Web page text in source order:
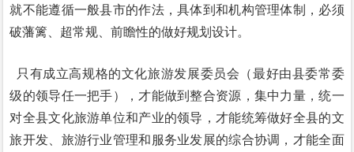
就不能遵循一般县市的作法，具体到和机构管理体制，必须
破藩篱、超常规、前瞻性的做好规划设计。
只有成立高规格的文化旅游发展委员会（最好由县委常委
级的领导任一把手），才能做到整合资源，集中力量，统一
对全县文化旅游单位和产业的领导，才能统筹做好全县的文
旅开发、旅游行业管理和服务业发展的综合协调，才能全面